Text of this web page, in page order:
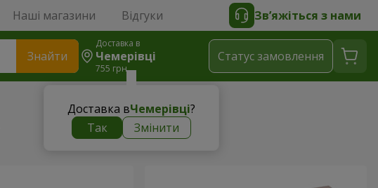
Наші магазини Відгуки Зв’яжіться з нами
Знайти
Доставка в
Чемерівці
755 грн
Доставка вЧемерівці?
Так
Змінити
Статус замовлення